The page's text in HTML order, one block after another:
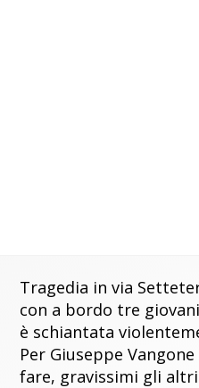
Tragedia in via
con a bordo tre
è schiantata
Per Giuseppe
fare, gravissimi gli